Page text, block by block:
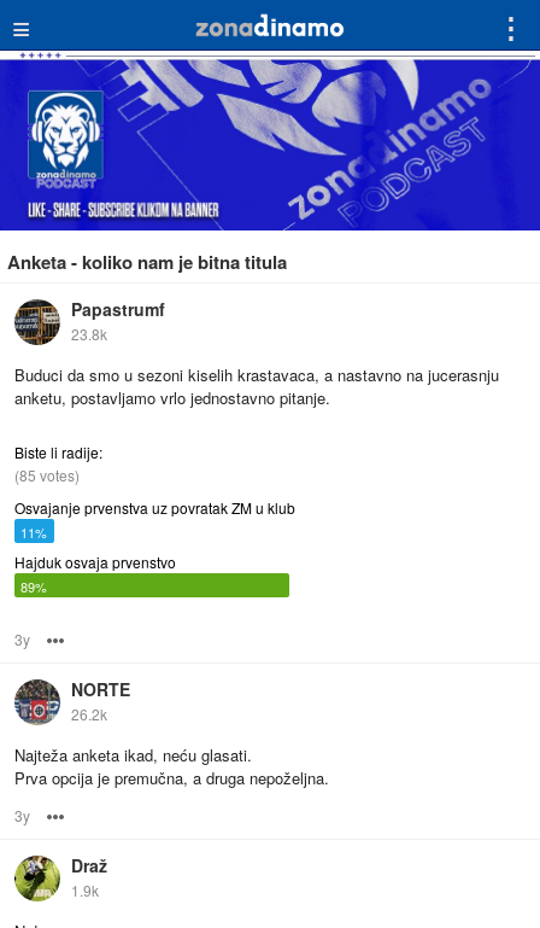
≡ ⋮
Anketa - koliko nam je bitna titula
Papastrumf
23.8k
Buduci da smo u sezoni kiselih krastavaca, a nastavno na jucerasnju
anketu, postavljamo vrlo jednostavno pitanje.
Biste li radije:
(85 votes)
Osvajanje prvenstva uz povratak ZM u klub
11%
Hajduk osvaja prvenstvo
89%
3y
NORTE
26.2k
Najteža anketa ikad, neću glasati.
Prva opcija je premučna, a druga nepoželjna.
3y
Draž
1.9k